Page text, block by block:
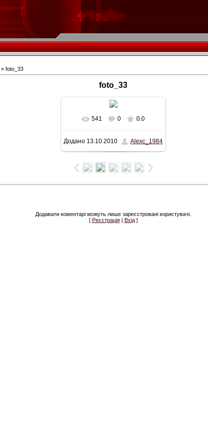
» foto_33
foto_33
У реальному розмірі
651x428/ 48.1Kb
541 0 0.0
Додано 13.10.2010 Alexc_1984
Додавати коментарі можуть лише зареєстровані користувачі.
[ Реєстрація| Вхід]